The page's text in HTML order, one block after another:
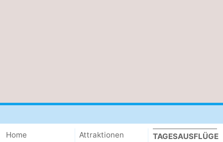
Radfahren
-
Wandern
-
Home
Attraktionen
TAGESAUSFLÜGE